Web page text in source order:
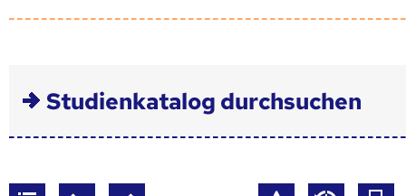
Studienkatalog durchsuchen